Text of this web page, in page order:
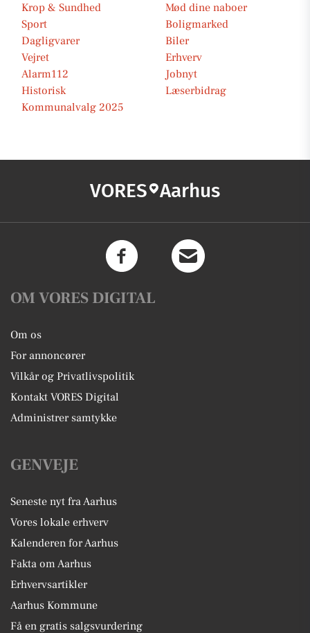
Krop & Sundhed
Mød dine naboer
Sport
Boligmarked
Dagligvarer
Biler
Vejret
Erhverv
Alarm112
Jobnyt
Historisk
Læserbidrag
Kommunalvalg 2025
VORES Aarhus
OM VORES DIGITAL
Om os
For annoncører
Vilkår og Privatlivspolitik
Kontakt VORES Digital
Administrer samtykke
GENVEJE
Seneste nyt fra Aarhus
Vores lokale erhverv
Kalenderen for Aarhus
Fakta om Aarhus
Erhvervsartikler
Aarhus Kommune
Få en gratis salgsvurdering